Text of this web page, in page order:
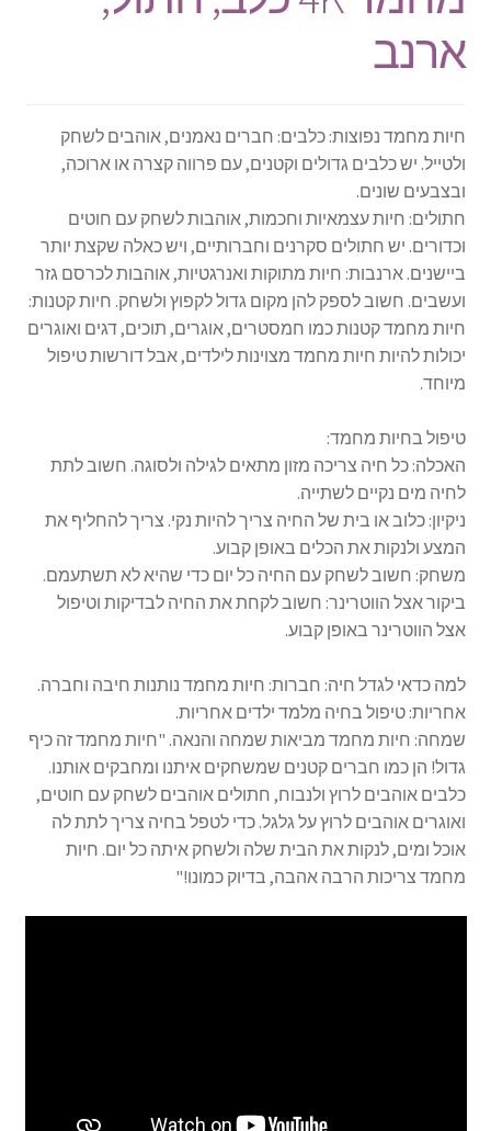
Products
ארנב
חיות מחמד נפוצות: כלבים: חברים נאמנים, אוהבים לשחק
ולטייל. יש כלבים גדולים וקטנים, עם פרווה קצרה או ארוכה,
ובצבעים שונים.
חתולים: חיות עצמאיות וחכמות, אוהבות לשחק עם חוטים
וכדורים. יש חתולים סקרנים וחברותיים, ויש כאלה שקצת יותר
ביישנים. ארנבות: חיות מתוקות ואנרגטיות, אוהבות לכרסם גזר
ועשבים. חשוב לספק להן מקום גדול לקפוץ ולשחק. חיות קטנות:
חיות מחמד קטנות כמו חמסטרים, אוגרים, תוכים, דגים ואוגרים
יכולות להיות חיות מחמד מצוינות לילדים, אבל דורשות טיפול
מיוחד.
טיפול בחיות מחמד:
האכלה: כל חיה צריכה מזון מתאים לגילה ולסוגה. חשוב לתת
לחיה מים נקיים לשתייה.
ניקיון: כלוב או בית של החיה צריך להיות נקי. צריך להחליף את
המצע ולנקות את הכלים באופן קבוע.
משחק: חשוב לשחק עם החיה כל יום כדי שהיא לא תשתעמם.
ביקור אצל הווטרינר: חשוב לקחת את החיה לבדיקות וטיפול
אצל הווטרינר באופן קבוע.
למה כדאי לגדל חיה: חברות: חיות מחמד נותנות חיבה וחברה.
אחריות: טיפול בחיה מלמד ילדים אחריות.
שמחה: חיות מחמד מביאות שמחה והנאה. "חיות מחמד זה כיף
גדול! הן כמו חברים קטנים שמשחקים איתנו ומחבקים אותנו.
כלבים אוהבים לרוץ ולנבוח, חתולים אוהבים לשחק עם חוטים,
ואוגרים אוהבים לרוץ על גלגל. כדי לטפל בחיה צריך לתת לה
אוכל ומים, לנקות את הבית שלה ולשחק איתה כל יום. חיות
מחמד צריכות הרבה אהבה, בדיוק כמונו!"